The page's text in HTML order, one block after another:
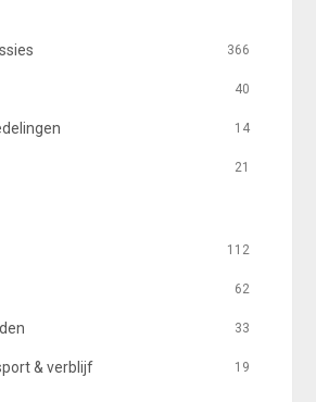
366
40
14
21
112
62
33
19
& verblijf